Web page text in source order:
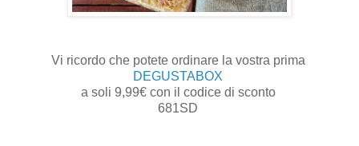
Vi ricordo che potete ordinare la vostra prima
DEGUSTABOX
a soli 9,99€ con il codice di sconto
681SD